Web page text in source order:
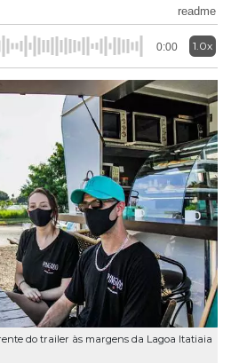
readme
0:00 1.0x
do trailer às margens da Lagoa Itatiaia